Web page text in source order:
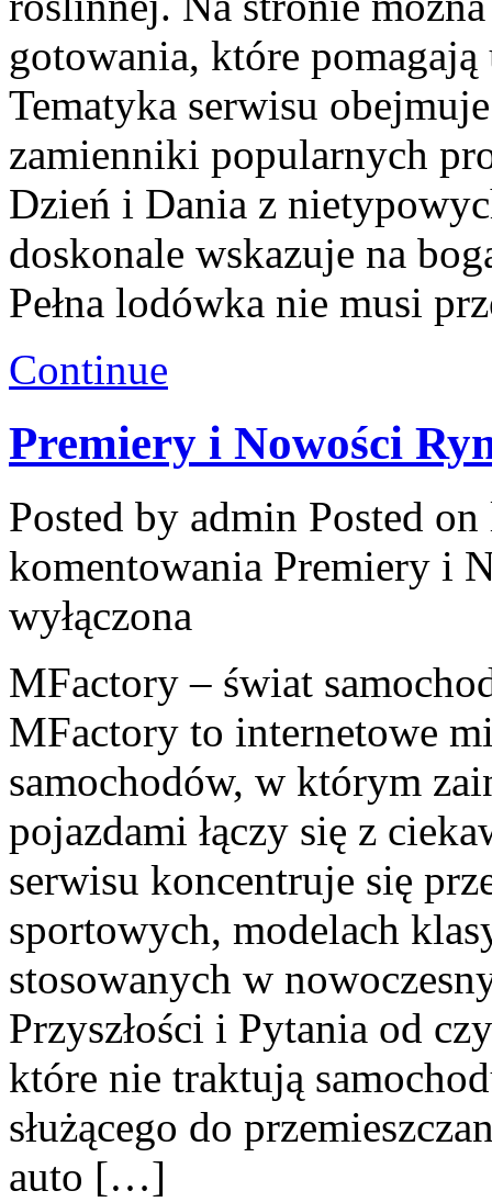
gotowania, które
Tematyka serwisu
zamienniki popularnych
Dzień i Dania z
doskonale wskazuje na
Pełna lodówka nie musi
Continue
Premiery i Nowości
Posted by admin Posted
komentowania Premiery i
wyłączona
MFactory – świat
MFactory to internetowe
samochodów, w którym
pojazdami łączy się z
serwisu koncentruje się
sportowych, modelach
stosowanych w
Przyszłości i Pytania od
które nie traktują
służącego do
auto […]